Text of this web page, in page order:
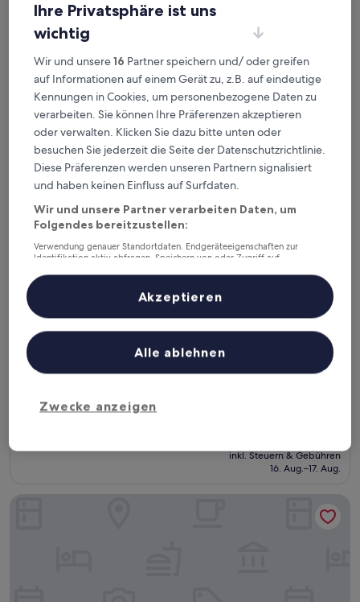
Affordable stays in taguig near bgc
Affordable stays in taguig near bgc
2.0-
Sterne-
Unterkunft
Ususan
5.4
von
Bewertungen)
5,4/10 (3 Bewertungen)
Der
26 €
inkl. Steuern & Gebühren
13. Aug.–14. Aug.
One Bedroom WBalcony Near Bgc Netflix
One Bedroom WBalcony Near Bgc Netflix
Stern-
Ususan
Preis
beträgt
inkl. Steuern & Gebühren
16. Aug.–17. Aug.
One Bedroom WBalcony Near Bgc Netflix
Hotel101 - Fort
Ihre Privatsphäre ist uns
wichtig
Wir und unsere16 Partner speichern und/ oder greifen
auf Informationen auf einem Gerät zu, z.B. auf eindeutige
Kennungen in Cookies, um personenbezogene Daten zu
verarbeiten. Sie können Ihre Präferenzen akzeptieren
oder verwalten. Klicken Sie dazu bitte unten oder
besuchen Sie jederzeit die Seite der Datenschutzrichtlinie.
Diese Präferenzen werden unseren Partnern signalisiert
und haben keinen Einfluss auf Surfdaten.
Wir und unsere Partner verarbeiten Daten, um
Folgendes bereitzustellen:
Verwendung genauer Standortdaten. Endgeräteeigenschaften zur
Identifikation aktiv abfragen. Speichern von oder Zugriff auf
Inhalte, Messung von Werbeleistung und der Performance von Inhalten,
Zielgruppenforschung sowie Entwicklung und Verbesserung von
Liste der Partner (Lieferanten)
Zwecke anzeigen
Alle ablehnen
Akzeptieren